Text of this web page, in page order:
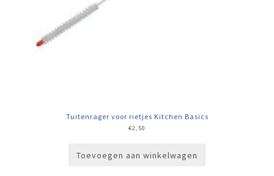
Tuitenrager voor rietjes Kitchen Basics
€2,50
Toevoegen aan winkelwagen